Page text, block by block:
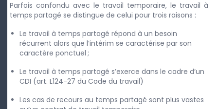
Parfois confondu avec le travail temporaire, le travail à
temps partagé se distingue de celui pour trois raisons :
Le travail à temps partagé répond à un besoin
récurrent alors que l’intérim se caractérise par son
caractère ponctuel ;
Le travail à temps partagé s’exerce dans le cadre d’un
CDI (art. L124-27 du Code du travail)
Les cas de recours au temps partagé sont plus vastes